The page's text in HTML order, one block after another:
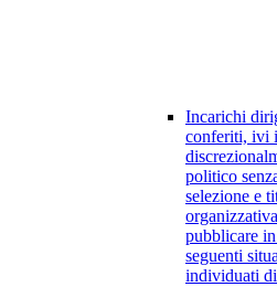
Incarichi
conferiti, ivi
politico
selezione e
pubblicare
seguenti
individuati